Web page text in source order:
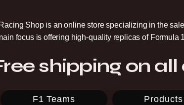
Shop is an online store specializing in the
focus is offering high-quality replicas of
shipping on all
F1 Teams